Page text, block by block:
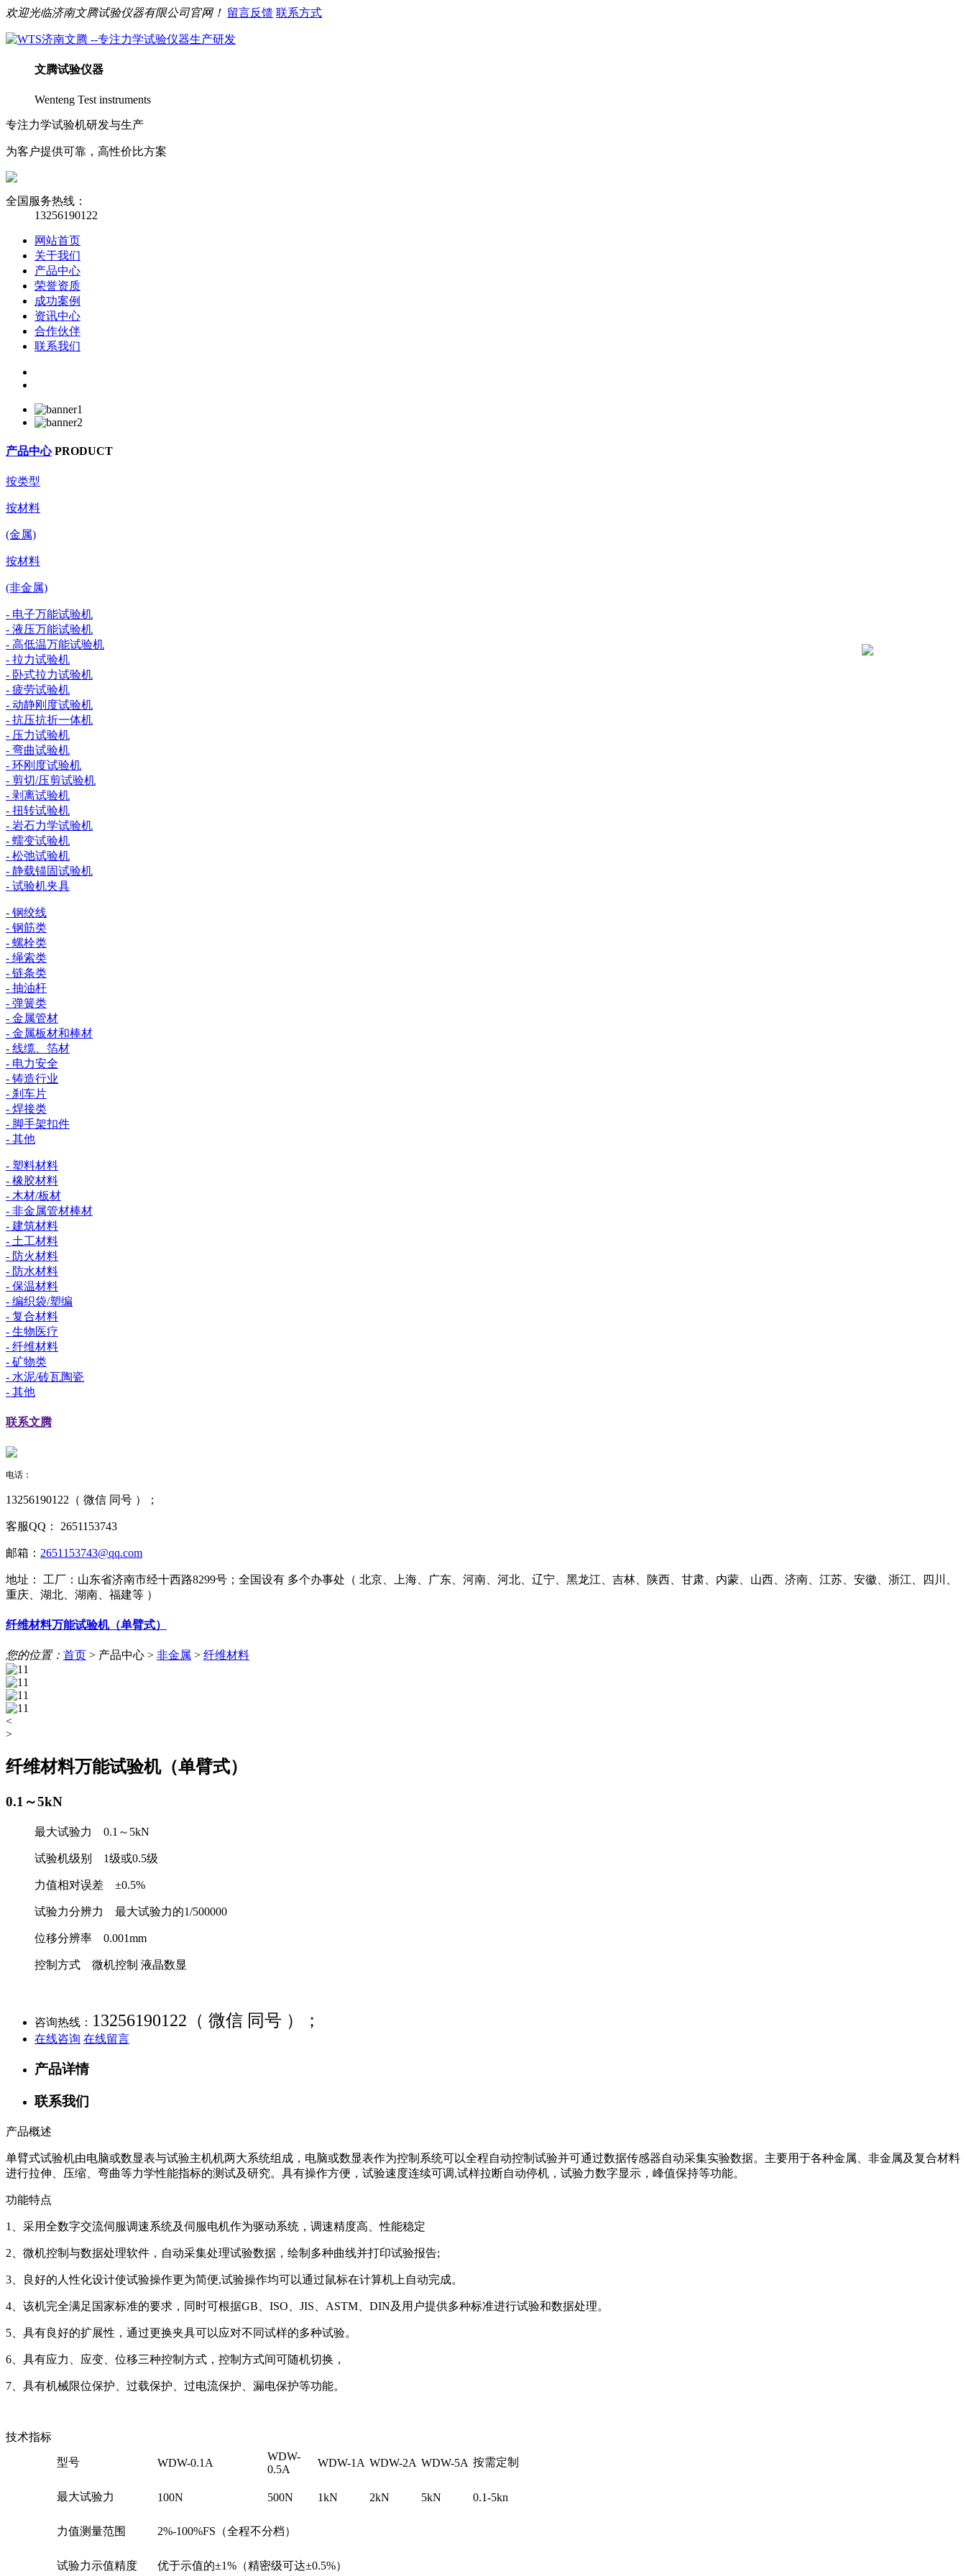
欢迎光临济南文腾试验仪器有限公司官网！ 留言反馈 联系方式
文腾试验仪器
Wenteng Test instruments
专注力学试验机研发与生产
为客户提供可靠，高性价比方案
全国服务热线：
13256190122
网站首页
关于我们
产品中心
荣誉资质
成功案例
资讯中心
合作伙伴
联系我们
产品中心 PRODUCT
按类型
按材料
(金属)
按材料
(非金属)
- 电子万能试验机
- 液压万能试验机
- 高低温万能试验机
- 拉力试验机
- 卧式拉力试验机
- 疲劳试验机
- 动静刚度试验机
- 抗压抗折一体机
- 压力试验机
- 弯曲试验机
- 环刚度试验机
- 剪切/压剪试验机
- 剥离试验机
- 扭转试验机
- 岩石力学试验机
- 蠕变试验机
- 松弛试验机
- 静载锚固试验机
- 试验机夹具
- 钢绞线
- 钢筋类
- 螺栓类
- 绳索类
- 链条类
- 抽油杆
- 弹簧类
- 金属管材
- 金属板材和棒材
- 线缆、箔材
- 电力安全
- 铸造行业
- 刹车片
- 焊接类
- 脚手架扣件
- 其他
- 塑料材料
- 橡胶材料
- 木材/板材
- 非金属管材棒材
- 建筑材料
- 土工材料
- 防火材料
- 防水材料
- 保温材料
- 编织袋/塑编
- 复合材料
- 生物医疗
- 纤维材料
- 矿物类
- 水泥/砖瓦陶瓷
- 其他
联系文腾
电话：
13256190122（ 微信 同号 ）；
客服QQ： 2651153743
邮箱： 2651153743@qq.com
地址：
工厂：山东省济南市经十西路8299号；全国设有 多个办事处（ 北京、上海、广东、河南、河北、辽宁、黑龙江、吉林、陕西、甘肃、内蒙、山西、济南、江苏、安徽、浙江、四川、
重庆、湖北、湖南、福建等 ）
纤维材料万能试验机（单臂式）
您的位置： 首页 > 产品中心 > 非金属 > 纤维材料
<
>
纤维材料万能试验机（单臂式）
0.1～5kN
最大试验力 0.1～5kN
试验机级别 1级或0.5级
力值相对误差 ±0.5%
试验力分辨力 最大试验力的1/500000
位移分辨率 0.001mm
控制方式 微机控制 液晶数显
咨询热线： 13256190122（ 微信 同号 ）；
在线咨询 在线留言
产品详情
联系我们
产品概述
单臂式试验机由电脑或数显表与试验主机机两大系统组成，电脑或数显表作为控制系统可以全程自动控制试验并可通过数据传感器自动采集实验数据。主要用于各种金属、非金属及复合材料
进行拉伸、压缩、弯曲等力学性能指标的测试及研究。具有操作方便，试验速度连续可调,试样拉断自动停机，试验力数字显示，峰值保持等功能。
功能特点
1、采用全数字交流伺服调速系统及伺服电机作为驱动系统，调速精度高、性能稳定
2、微机控制与数据处理软件，自动采集处理试验数据，绘制多种曲线并打印试验报告;
3、良好的人性化设计使试验操作更为简便,试验操作均可以通过鼠标在计算机上自动完成。
4、该机完全满足国家标准的要求，同时可根据GB、ISO、JIS、ASTM、DIN及用户提供多种标准进行试验和数据处理。
5、具有良好的扩展性，通过更换夹具可以应对不同试样的多种试验。
6、具有应力、应变、位移三种控制方式，控制方式间可随机切换，
7、具有机械限位保护、过载保护、过电流保护、漏电保护等功能。
技术指标
型号 WDW-0.1A
WDW-
0.5A
WDW-1A WDW-2A WDW-5A 按需定制
最大试验力 100N 500N 1kN 2kN 5kN 0.1-5kn
力值测量范围 2%-100%FS（全程不分档）
试验力示值精度 优于示值的±1%（精密级可达±0.5%）